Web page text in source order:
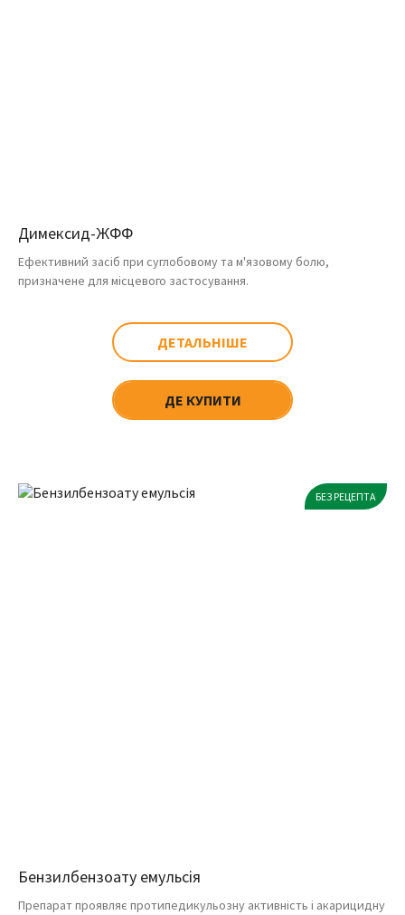
Димексид-ЖФФ
Ефективний засіб при суглобовому та м'язовому болю,
призначене для місцевого застосування.
ДЕТАЛЬНІШЕ
ДЕ КУПИТИ
БЕЗ РЕЦЕПТА
Бензилбензоату емульсія
Препарат проявляє протипедикульозну активність і акарицидну